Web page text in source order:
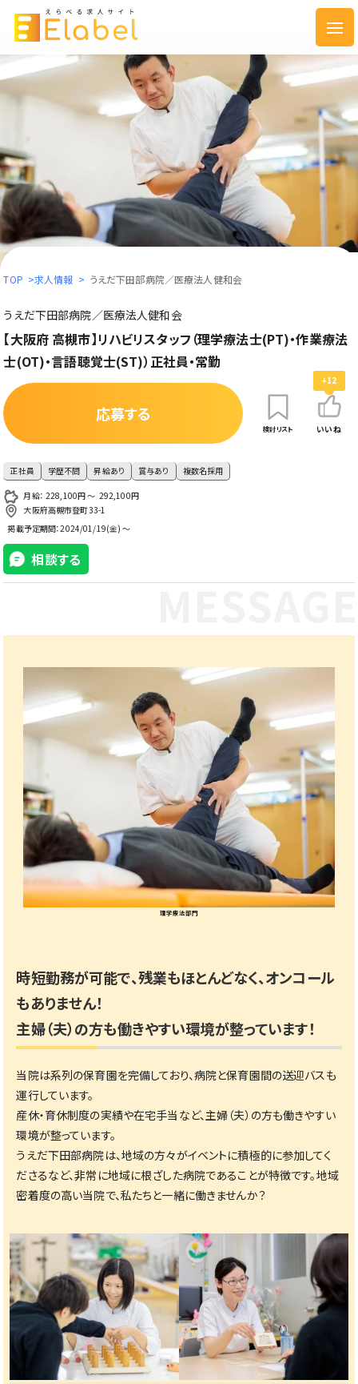
オンコールなし！残業ほぼなし！
理学療法士(PT)／作業療法士(OT)／言語聴覚士
(ST)募集！
TOP >求人情報 > うえだ下田部病院／医療法人健和会
うえだ下田部病院／医療法人健和会
【大阪府 高槻市】リハビリスタッフ（理学療法士(PT)・作業療法
士(OT)・言語聴覚士(ST)）正社員・常勤
応募する
検討リスト
+12
いいね
正社員 学歴不問 昇給あり 賞与あり 複数名採用
月給： 228,100円 〜 292,100円
大阪府高槻市登町33-1
掲載予定期間：2024/01/19(金) ～
相談する
理学療法部門
時短勤務が可能で、残業もほとんどなく、オンコール
もありません！
主婦（夫）の方も働きやすい環境が整っています！
当院は系列の保育園を完備しており、病院と保育園間の送迎バスも
運行しています。
産休・育休制度の実績や在宅手当など、主婦（夫）の方も働きやすい
環境が整っています。
うえだ下田部病院は、地域の方々がイベントに積極的に参加してく
ださるなど、非常に地域に根ざした病院であることが特徴です。地域
密着度の高い当院で、私たちと一緒に働きませんか？